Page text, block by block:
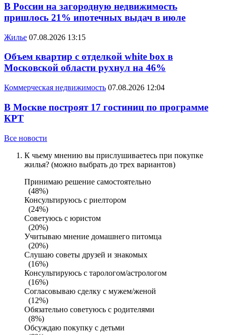
В России на загородную недвижимость
пришлось 21% ипотечных выдач в июле
Жилье 07.08.2026 13:15
Объем квартир с отделкой white box в
Московской области рухнул на 46%
Коммерческая недвижимость 07.08.2026 12:04
В Москве построят 17 гостиниц по программе
КРТ
Все новости
К чьему мнению вы прислушиваетесь при покупке
жилья? (можно выбрать до трех вариантов)
Принимаю решение самостоятельно
(48%)
Консультируюсь с риелтором
(24%)
Советуюсь с юристом
(20%)
Учитываю мнение домашнего питомца
(20%)
Слушаю советы друзей и знакомых
(16%)
Консультируюсь с тарологом/астрологом
(16%)
Согласовываю сделку с мужем/женой
(12%)
Обязательно советуюсь с родителями
(8%)
Обсуждаю покупку с детьми